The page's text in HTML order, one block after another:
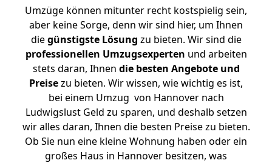
Umzüge können mitunter recht kostspielig sein,
aber keine Sorge, denn wir sind hier, um Ihnen
diegünstigste Lösung zu bieten. Wir sind die
professionellen Umzugsexperten und arbeiten
stets daran, Ihnen die besten Angebote und
Preisezu bieten. Wir wissen, wie wichtig es ist,
bei einem Umzug von Hannover nach
Ludwigslust Geld zu sparen, und deshalb setzen
wir alles daran, Ihnen die besten Preise zu bieten.
Ob Sie nun eine kleine Wohnung haben oder ein
großes Haus in Hannover besitzen, was